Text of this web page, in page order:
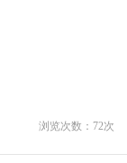
浏览次数： 72次